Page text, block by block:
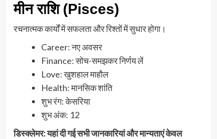
मीन राशि (Pisces)
रचनात्मक कार्यों में सफलता और रिश्तों में सुधार होगा।
Career: नए अवसर
Finance: सोच-समझकर निर्णय लें
Love: खुशहाल माहौल
Health: मानसिक शांति
शुभ रंग: केसरिया
शुभ अंक: 12
डिस्क्लेमर: यहां दी गई सभी जानकारियां और मान्यताएं केवल